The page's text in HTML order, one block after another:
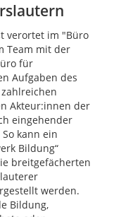
verortet im "Büro
Team mit der
für
Aufgaben des
Akteur:innen der
eingehender
kann ein
Bildung“
breitgefächerten
werden.
Bildung,